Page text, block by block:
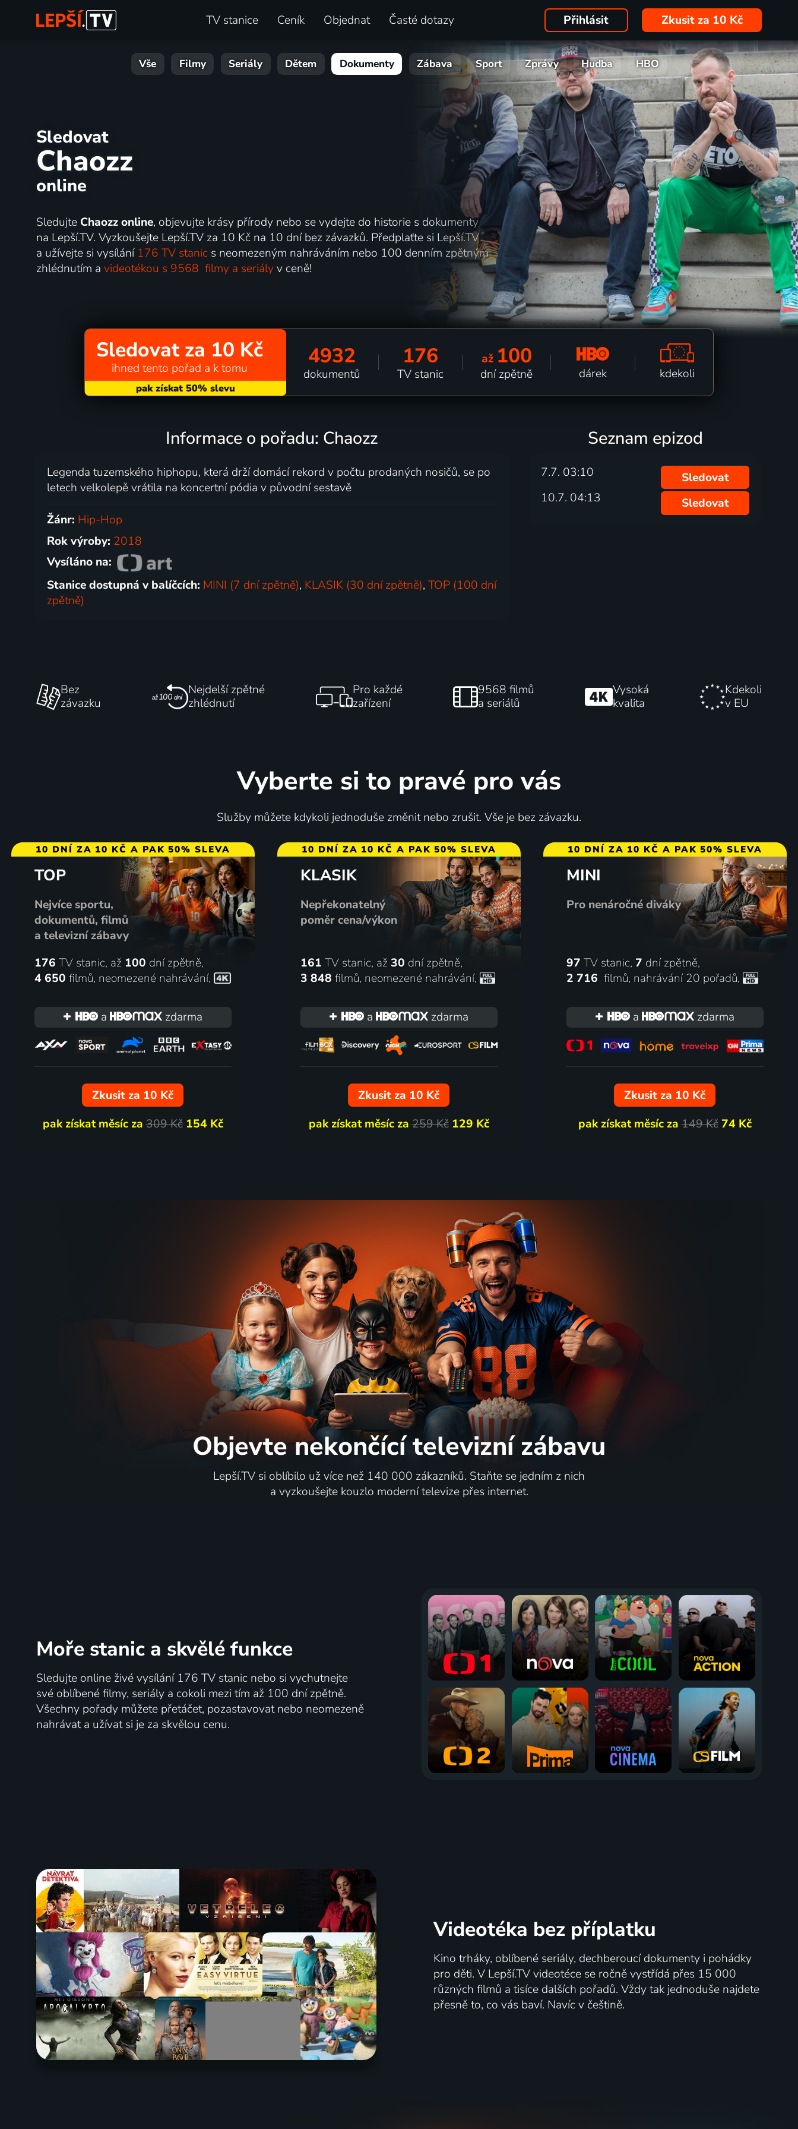
TV stanice Ceník Objednat Časté dotazy Přihlásit Zkusit za 10 Kč
Vše Filmy Seriály Dětem Dokumenty Zábava Sport Zprávy Hudba HBO
Sledovat
Chaozz
online
Sledujte Chaozz online, objevujte krásy přírody nebo se vydejte do historie s dokumenty
na Lepší.TV. Vyzkoušejte Lepší.TV za 10 Kč na 10 dní bez závazků. Předplaťte si Lepší.TV
a užívejte si vysílání 176 TV stanics neomezeným nahráváním nebo 100 denním zpětným
zhlédnutím a videotékou s 9568 filmy a seriályv ceně!
Sledovat za 10 Kč
ihned tento pořad a k tomu 4932
dokumentů
176
TV stanic
až 100
dní zpětně dárek kdekoli
Informace o pořadu: Chaozz
Legenda tuzemského hiphopu, která drží domácí rekord v počtu prodaných nosičů, se po
letech velkolepě vrátila na koncertní pódia v původní sestavě
Žánr: Hip-Hop
Rok výroby: 2018
Vysíláno na:
Stanice dostupná v balíčcích: MINI (7 dní zpětně), KLASIK (30 dní zpětně),TOP (100 dní
zpětně)
Seznam epizod
7.7. 03:10
Sledovat
10.7. 04:13
Sledovat
Bez
závazku
Nejdelší zpětné
zhlédnutí
Pro každé
zařízení
9568 filmů
a seriálů
Vysoká
kvalita
Kdekoli
v EU
Vyberte si to pravé pro vás
Služby můžete kdykoli jednoduše změnit nebo zrušit. Vše je bez závazku.
10 DNÍ ZA 10 KČ A PAK 50% SLEVA
TOP
Nejvíce sportu,
dokumentů, filmů
a televizní zábavy
176 TV stanic, až 100 dní zpětně,
4 650 filmů, neomezené nahrávání,
a zdarma
Zkusit za 10 Kč
pak získat měsíc za309 Kč 154 Kč
10 DNÍ ZA 10 KČ A PAK 50% SLEVA
KLASIK
Nepřekonatelný
poměr cena/výkon
161 TV stanic, až 30 dní zpětně,
3 848 filmů, neomezené nahrávání,
a zdarma
Zkusit za 10 Kč
pak získat měsíc za259 Kč 129 Kč
10 DNÍ ZA 10 KČ A PAK 50% SLEVA
MINI
Pro nenáročné diváky
97 TV stanic, 7 dní zpětně,
2 716 filmů, nahrávání 20 pořadů,
a zdarma
Zkusit za 10 Kč
pak získat měsíc za149 Kč 74 Kč
Objevte nekončící televizní zábavu
Lepší.TV si oblíbilo už více než 140 000 zákazníků. Staňte se jedním z nich
a vyzkoušejte kouzlo moderní televize přes internet.
Moře stanic a skvělé funkce
Sledujte online živé vysílání 176 TV stanic nebo si vychutnejte
své oblíbené filmy, seriály a cokoli mezi tím až 100 dní zpětně.
Všechny pořady můžete přetáčet, pozastavovat nebo neomezeně
nahrávat a užívat si je za skvělou cenu.
Videotéka bez příplatku
Kino trháky, oblíbené seriály, dechberoucí dokumenty i pohádky
pro děti. V Lepší.TV videotéce se ročně vystřídá přes 15 000
různých filmů a tisíce dalších pořadů. Vždy tak jednoduše najdete
přesně to, co vás baví. Navíc v češtině.